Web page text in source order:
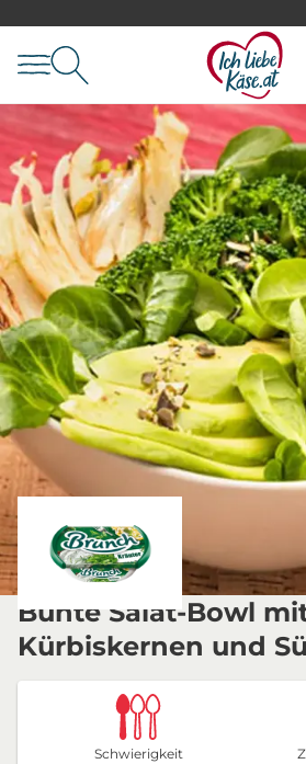
Bunte Salat-Bowl
Kürbiskernen und
Schwierigkeit